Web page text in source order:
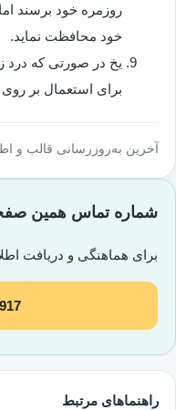
روزمره خود برسند
خود محافظت نماید.
یخ در صورتی که درد
برای استعمال بر روی
آخرین به‌روزرسانی قالب و اطلاعات
شماره تماس همین
برای هماهنگی و دریافت
راهنماهای مرتبط